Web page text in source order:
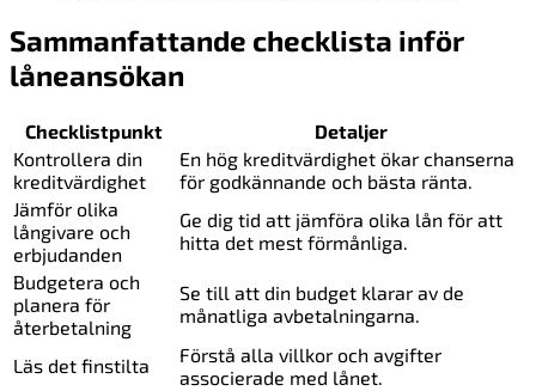
Sammanfattande checklista inför
låneansökan
Checklistpunkt
Detaljer
Kontrollera din
kreditvärdighet
En hög kreditvärdighet ökar chanserna
för godkännande och bästa ränta.
Jämför olika
långivare och
erbjudanden
Ge dig tid att jämföra olika lån för att
hitta det mest förmånliga.
Budgetera och
planera för
återbetalning
Se till att din budget klarar av de
månatliga avbetalningarna.
Läs det finstilta
Förstå alla villkor och avgifter
associerade med lånet.